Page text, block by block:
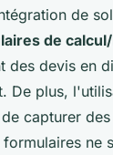
de
de
des devis en
De plus,
capturer
ne